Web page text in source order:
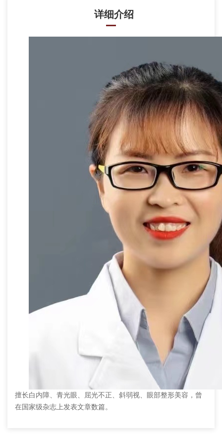
详细介绍
擅长白内障、青光眼、屈光不正、斜弱视、眼部整形美容，曾
在国家级杂志上发表文章数篇。